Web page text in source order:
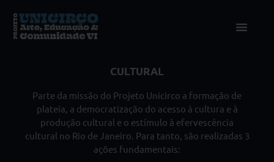
CULTURAL
Parte da missão do Projeto Unicirco a formação de
plateia, a democratização do acesso à cultura e à
produção cultural e o estímulo à efervescência
cultural no Rio de Janeiro. Para tanto, são realizadas 3
ações fundamentais: